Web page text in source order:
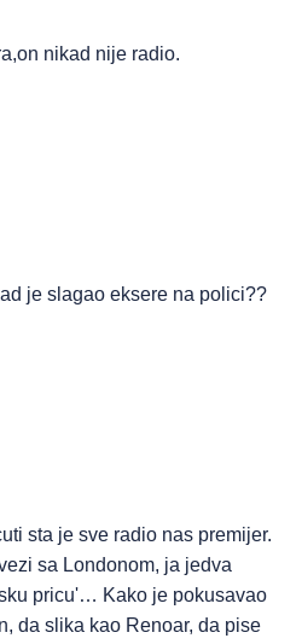
nikad nije radio.
je slagao eksere na polici??
sta je sve radio nas premijer.
sa Londonom, ja jedva
pricu'… Kako je pokusavao
da slika kao Renoar, da pise